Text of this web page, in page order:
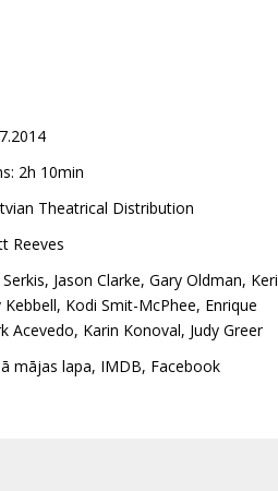
2h 10min
Theatrical Distribution
Reeves
, Jason Clarke, Gary Oldman, Keri
Kebbell, Kodi Smit-McPhee, Enrique
Acevedo, Karin Konoval, Judy Greer
mājas lapa, IMDB, Facebook